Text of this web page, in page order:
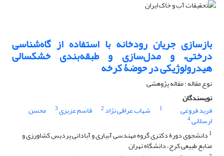
بازسازی جریان رودخانه با استفاده از گاه‌شناسی
درختی، و مدل‌سازی و طبقه‌بندی خشکسالی
هیدرولوژیکی در حوضۀ کرخه
نوع مقاله : مقاله پژوهشی
نویسندگان
فرید فروغی
1 شهاب عراقی نژاد 2 قاسم عزیزی3 محسن
ارسلانی4
1 دانشجوی دورة دکتری گروه مهندسی آبیاری و آبادانی پردیس کشاورزی و
منابع طبیعی کرج، دانشگاه تهران